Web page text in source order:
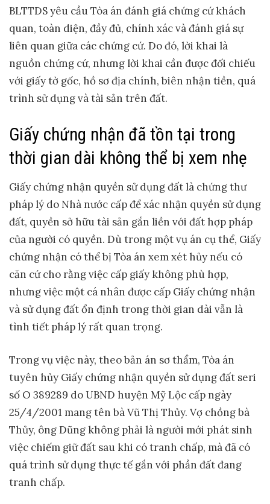
BLTTDS yêu cầu Tòa án đánh giá chứng cứ khách
quan, toàn diện, đầy đủ, chính xác và đánh giá sự
liên quan giữa các chứng cứ. Do đó, lời khai là
nguồn chứng cứ, nhưng lời khai cần được đối chiếu
với giấy tờ gốc, hồ sơ địa chính, biên nhận tiền, quá
trình sử dụng và tài sản trên đất.
Giấy chứng nhận đã tồn tại trong
thời gian dài không thể bị xem nhẹ
Giấy chứng nhận quyền sử dụng đất là chứng thư
pháp lý do Nhà nước cấp để xác nhận quyền sử dụng
đất, quyền sở hữu tài sản gắn liền với đất hợp pháp
của người có quyền. Dù trong một vụ án cụ thể, Giấy
chứng nhận có thể bị Tòa án xem xét hủy nếu có
căn cứ cho rằng việc cấp giấy không phù hợp,
nhưng việc một cá nhân được cấp Giấy chứng nhận
và sử dụng đất ổn định trong thời gian dài vẫn là
tình tiết pháp lý rất quan trọng.
Trong vụ việc này, theo bản án sơ thẩm, Tòa án
tuyên hủy Giấy chứng nhận quyền sử dụng đất seri
số O 389289 do UBND huyện Mỹ Lộc cấp ngày
25/4/2001 mang tên bà Vũ Thị Thủy. Vợ chồng bà
Thủy, ông Dũng không phải là người mới phát sinh
việc chiếm giữ đất sau khi có tranh chấp, mà đã có
quá trình sử dụng thực tế gắn với phần đất đang
tranh chấp.